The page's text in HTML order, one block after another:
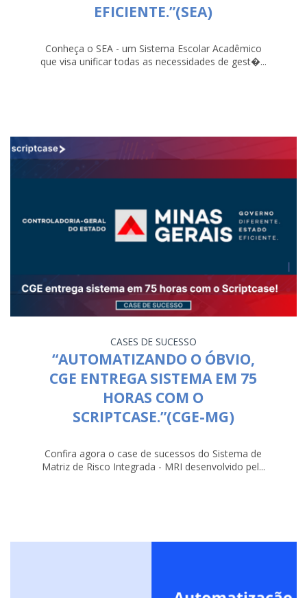
EFICIENTE.”(SEA)
Conheça o SEA - um Sistema Escolar Acadêmico
que visa unificar todas as necessidades de gest�...
CASES DE SUCESSO
“AUTOMATIZANDO O ÓBVIO,
CGE ENTREGA SISTEMA EM 75
HORAS COM O
SCRIPTCASE.”(CGE-MG)
Confira agora o case de sucessos do Sistema de
Matriz de Risco Integrada - MRI desenvolvido pel...